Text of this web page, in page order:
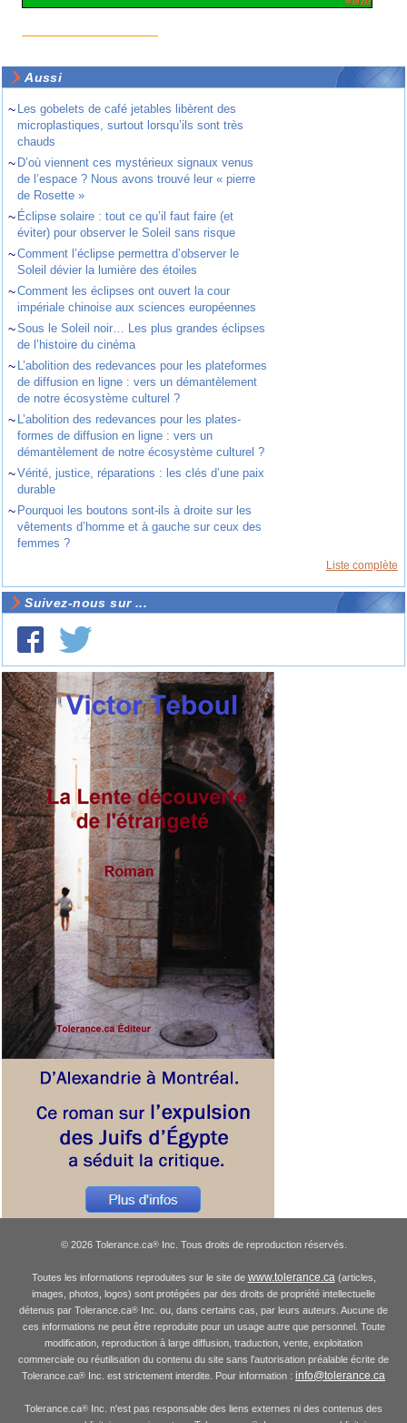
Aussi
~ Les gobelets de café jetables libèrent des
microplastiques, surtout lorsqu’ils sont très
chauds
~ D’où viennent ces mystérieux signaux venus
de l’espace ? Nous avons trouvé leur « pierre
de Rosette »
~ Éclipse solaire : tout ce qu’il faut faire (et
éviter) pour observer le Soleil sans risque
~Comment l’éclipse permettra d’observer le
Soleil dévier la lumière des étoiles
~Comment les éclipses ont ouvert la cour
impériale chinoise aux sciences européennes
~Sous le Soleil noir… Les plus grandes éclipses
de l’histoire du cinéma
~ L’abolition des redevances pour les plateformes
de diffusion en ligne : vers un démantèlement
de notre écosystème culturel ?
~ L’abolition des redevances pour les plates-
formes de diffusion en ligne : vers un
démantèlement de notre écosystème culturel ?
~Vérité, justice, réparations : les clés d’une paix
durable
~ Pourquoi les boutons sont-ils à droite sur les
vêtements d’homme et à gauche sur ceux des
femmes ?
Liste complète
Suivez-nous sur ...
© 2026 Tolerance.ca®Inc. Tous droits de reproduction réservés.
Toutes les informations reproduites sur le site de www.tolerance.ca(articles,
images, photos, logos) sont protégées par des droits de propriété intellectuelle
détenus par Tolerance.ca® Inc. ou, dans certains cas, par leurs auteurs. Aucune de
ces informations ne peut être reproduite pour un usage autre que personnel. Toute
modification, reproduction à large diffusion, traduction, vente, exploitation
commerciale ou réutilisation du contenu du site sans l'autorisation préalable écrite de
Tolerance.ca® Inc. est strictement interdite. Pour information : info@tolerance.ca
Tolerance.ca® Inc. n'est pas responsable des liens externes ni des contenus des